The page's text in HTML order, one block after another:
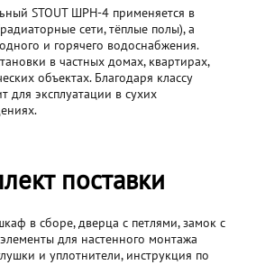
STOUT ШРН-4 применяется в
сети, тёплые полы), а
и горячего водоснабжения.
в частных домах, квартирах,
объектах. Благодаря классу
для эксплуатации в сухих
поставки
в сборе, дверца с петлями, замок с
для настенного монтажа
и уплотнители, инструкция по